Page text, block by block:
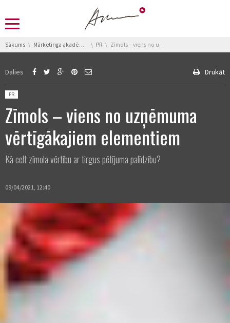
You are here:
Sākums Mārketinga akadēmija PR Zīmols – viens no uzņēmuma vērtīgākajiem elementiem
Dalies Drukāt
Posted in:
PR
Zīmols – viens no uzņēmuma
vērtīgākajiem elementiem
Kā celt zīmola vērtību ar tirgus pētījuma palīdzību?
09/04/2021, 12:40